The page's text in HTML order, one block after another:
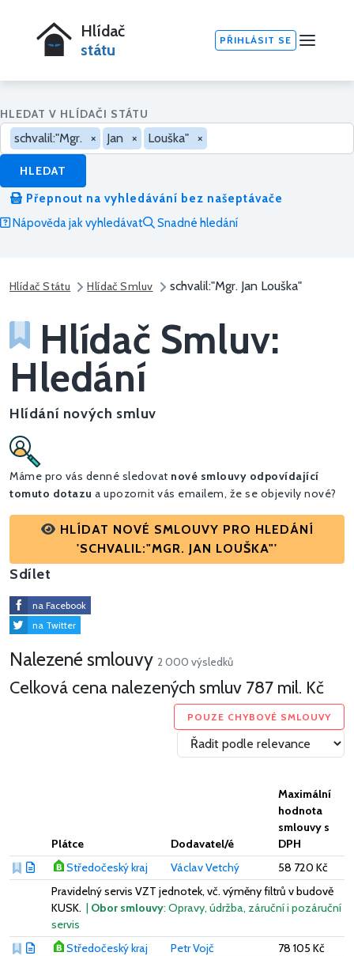
Hlídač
státu
PŘIHLÁSIT SE
HLEDAT V HLÍDAČI STÁTU
schvalil:"Mgr. × Jan × Louška" ×
HLEDAT
Přepnout na vyhledávání bez našeptávače
Nápověda jak vyhledávat
Snadné hledání
Hlídač Státu Hlídač Smluv schvalil:"Mgr. Jan Louška"
Hlídač Smluv:
Hledání
Hlídání nových smluv
Máme pro vás denné sledovat nové smlouvy odpovídající
tomuto dotazu a upozornit vás emailem, že se objevily nové?
HLÍDAT NOVÉ SMLOUVY PRO HLEDÁNÍ
'SCHVALIL:"MGR. JAN LOUŠKA"'
Sdílet
na Facebook
na Twitter
Nalezené smlouvy 2 000 výsledků
Celková cena nalezených smluv 787 mil. Kč
POUZE CHYBOVÉ SMLOUVY
Plátce Dodavatel/é
Maximální
hodnota
smlouvy s
DPH
Středočeský kraj
Václav Vetchý
58 720 Kč
Pravidelný servis VZT jednotek, vč. výměny filtrů v budově
KUSK. | Obor smlouvy: Opravy, údržba, záruční i pozáruční
servis
Středočeský kraj
Petr Vojč
78 105 Kč